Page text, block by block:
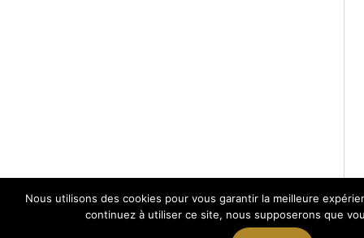
Nous utilisons des cookies pour vous garantir la meilleure
continuez à utiliser ce site, nous supposerons que